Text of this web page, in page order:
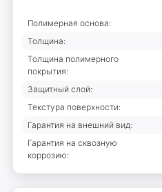
Полимерная основа:
Толщина:
Толщина полимерного
покрытия:
Защитный слой:
Текстура поверхности:
Гарантия на внешний вид:
Гарантия на сквозную
коррозию: